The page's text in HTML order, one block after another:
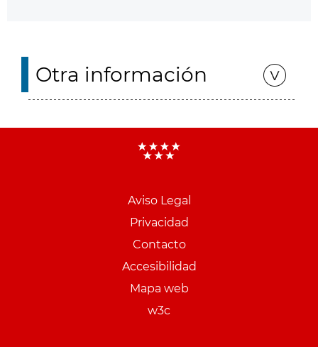
Otra información
Aviso Legal
Privacidad
Contacto
Accesibilidad
Mapa web
w3c